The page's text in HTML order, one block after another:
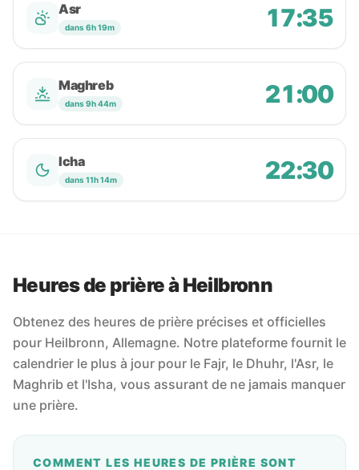
Asr
dans 6h 19m 17:35
Maghreb
dans 9h 44m 21:00
Icha
dans 11h 14m 22:30
Heures de prière à Heilbronn
Obtenez des heures de prière précises et officielles
pour Heilbronn, Allemagne. Notre plateforme fournit le
calendrier le plus à jour pour le Fajr, le Dhuhr, l'Asr, le
Maghrib et l'Isha, vous assurant de ne jamais manquer
une prière.
COMMENT LES HEURES DE PRIÈRE SONT